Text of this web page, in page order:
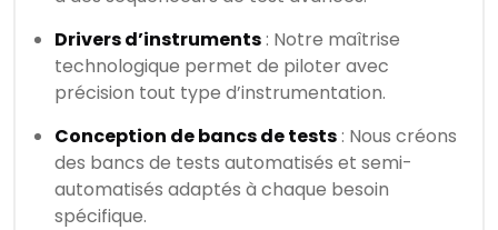
Drivers d’instruments: Notre maîtrise
technologique permet de piloter avec
précision tout type d’instrumentation.
Conception de bancs de tests: Nous créons
des bancs de tests automatisés et semi-
automatisés adaptés à chaque besoin
spécifique.